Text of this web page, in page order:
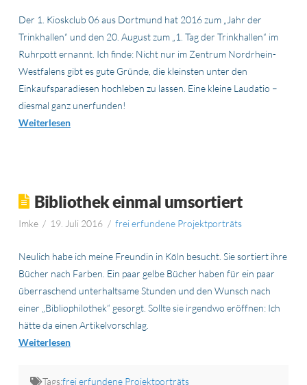
Der 1. Kioskclub 06 aus Dortmund hat 2016 zum „Jahr der
Trinkhallen“ und den 20. August zum „1. Tag der Trinkhallen“ im
Ruhrpott ernannt. Ich finde: Nicht nur im Zentrum Nordrhein-
Westfalens gibt es gute Gründe, die kleinsten unter den
Einkaufsparadiesen hochleben zu lassen. Eine kleine Laudatio –
diesmal ganz unerfunden!
Weiterlesen
Bibliothek einmal umsortiert
Imke 19. Juli 2016 frei erfundene Projektporträts
Neulich habe ich meine Freundin in Köln besucht. Sie sortiert ihre
Bücher nach Farben. Ein paar gelbe Bücher haben für ein paar
überraschend unterhaltsame Stunden und den Wunsch nach
einer „Bibliophilothek“ gesorgt. Sollte sie irgendwo eröffnen: Ich
hätte da einen Artikelvorschlag.
Weiterlesen
Tags:frei erfundene Projektporträts